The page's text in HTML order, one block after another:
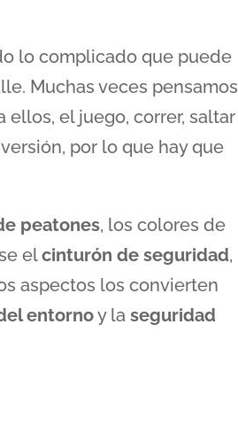
lo complicado que puede
Muchas veces pensamos
ellos, el juego, correr, saltar
por lo que hay que
peatones, los colores de
elcinturón de seguridad,
aspectos los convierten
entornoy laseguridad